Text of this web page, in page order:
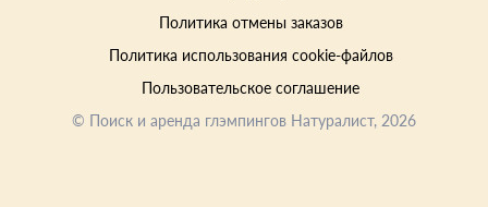
Политика отмены заказов
Политика использования cookie-файлов
Пользовательское соглашение
© Поиск и аренда глэмпингов Натуралист, 2026